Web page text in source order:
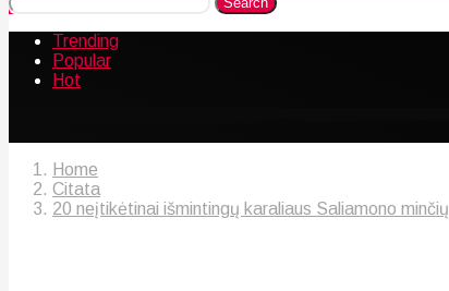
Trending
Popular
Hot
Home
Citata
20 neįtikėtinai išmintingų karaliaus Saliamono minčių